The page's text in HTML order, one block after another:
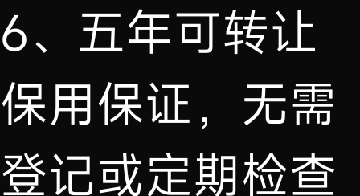
6、五年可转让
保用保证，无需
登记或定期检查